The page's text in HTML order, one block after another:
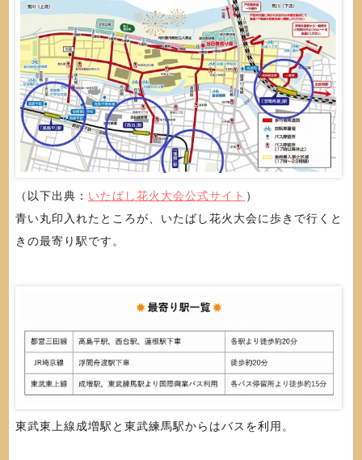
（以下出典： いたばし花火大会公式サイト ）
青い丸印入れたところが、いたばし花火大会に歩きで行くと
きの最寄り駅です。
東武東上線成増駅と東武練馬駅からはバスを利用。